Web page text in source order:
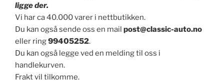
ligge der.
Vi har ca 40.000 varer i nettbutikken.
Du kan også sende oss en mail post@classic-auto.no
eller ring99405252.
Du kan også legge ved en melding til oss i
handlekurven.
Frakt vil tilkomme.